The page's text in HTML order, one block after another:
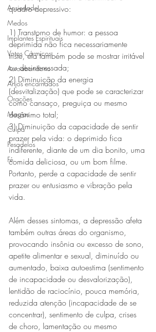
Ansiedade
Medos
Implantes Espirituais
Votos Cármicos
Autoabandono
Anjos encarnados
Orações
Magias
Culpa
Pesadelos
Fé
quadro depressivo:
1) Transtorno de humor: a pessoa
deprimida não fica necessariamente
triste, ela também pode se mostrar irritável
ou desinteressada;
2) Diminuição da energia
(desvitalização) que pode se caracterizar
como cansaço, preguiça ou mesmo
desânimo total;
3) Diminuição da capacidade de sentir
prazer pela vida: o deprimido fica
indiferente, diante de um dia bonito, uma
comida deliciosa, ou um bom filme.
Portanto, perde a capacidade de sentir
prazer ou entusiasmo e vibração pela
vida.
Além desses sintomas, a depressão afeta
também outras áreas do organismo,
provocando insônia ou excesso de sono,
apetite alimentar e sexual, diminuído ou
aumentado, baixa autoestima (sentimento
de incapacidade ou desvalorização),
lentidão de raciocínio, pouca memória,
reduzida atenção (incapacidade de se
concentrar), sentimento de culpa, crises
de choro, lamentação ou mesmo